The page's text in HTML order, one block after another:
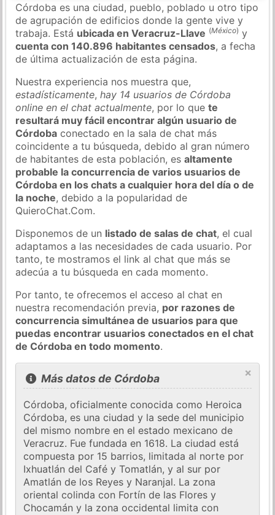
Córdoba es una ciudad, pueblo, poblado u otro tipo
de agrupación de edificios donde la gente vive y
trabaja. Está ubicada en Veracruz-Llave (México) y
cuenta con 140.896 habitantes censados, a fecha
de última actualización de esta página.
Nuestra experiencia nos muestra que,
estadísticamente,hay 14 usuarios de Córdoba
online en el chat actualmente, por lo quete
resultará muy fácil encontrar algún usuario de
Córdoba conectado en la sala de chat más
coincidente a tu búsqueda, debido al gran número
de habitantes de esta población, esaltamente
probable la concurrencia de varios usuarios de
Córdoba en los chats a cualquier hora del día o de
la noche, debido a la popularidad de
QuieroChat.Com.
Disponemos de un listado de salas de chat, el cual
adaptamos a las necesidades de cada usuario. Por
tanto, te mostramos el link al chat que más se
adecúa a tu búsqueda en cada momento.
Por tanto, te ofrecemos el acceso al chat en
nuestra recomendación previa, por razones de
concurrencia simultánea de usuarios para que
puedas encontrar usuarios conectados en el chat
de Córdoba en todo momento.
×
Más datos de Córdoba
Córdoba, oficialmente conocida como Heroica
Córdoba, es una ciudad y la sede del municipio
del mismo nombre en el estado mexicano de
Veracruz. Fue fundada en 1618. La ciudad está
compuesta por 15 barrios, limitada al norte por
Ixhuatlán del Café y Tomatlán, y al sur por
Amatlán de los Reyes y Naranjal. La zona
oriental colinda con Fortín de las Flores y
Chocamán y la zona occidental limita con